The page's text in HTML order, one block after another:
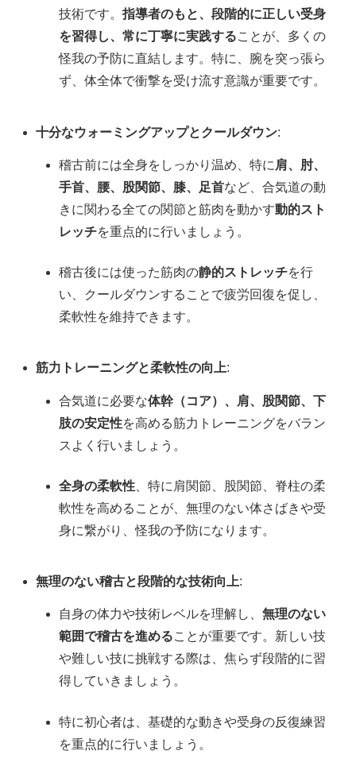
技術です。指導者のもと、段階的に正しい受身
を習得し、常に丁寧に実践することが、多くの
怪我の予防に直結します。特に、腕を突っ張ら
ず、体全体で衝撃を受け流す意識が重要です。
十分なウォーミングアップとクールダウン:
稽古前には全身をしっかり温め、特に 肩、肘、
手首、腰、股関節、膝、足首など、合気道の動
きに関わる全ての関節と筋肉を動かす動的スト
レッチを重点的に行いましょう。
稽古後には使った筋肉の静的ストレッチを行
い、クールダウンすることで疲労回復を促し、
柔軟性を維持できます。
筋力トレーニングと柔軟性の向上:
合気道に必要な体幹（コア）、肩、股関節、下
肢の安定性を高める筋力トレーニングをバラン
スよく行いましょう。
全身の柔軟性 、特に肩関節、股関節、脊柱の柔
軟性を高めることが、無理のない体さばきや受
身に繋がり、怪我の予防になります。
無理のない稽古と段階的な技術向上:
自身の体力や技術レベルを理解し、無理のない
範囲で稽古を進めることが重要です。新しい技
や難しい技に挑戦する際は、焦らず段階的に習
得していきましょう。
特に初心者は、基礎的な動きや受身の反復練習
を重点的に行いましょう。